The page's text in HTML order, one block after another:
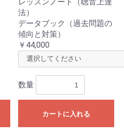
法）
データブック（過去問題の
傾向と対策）
￥44,000
数量
カートに入れる